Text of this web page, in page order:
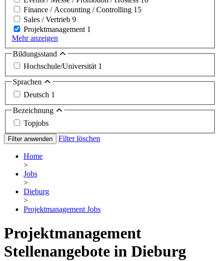
Finance / Accounting / Controlling 15
Sales / Vertrieb 9
Projektmanagement 1
Mehr anzeigen
Bildungsstand
Hochschule/Universität 1
Sprachen
Deutsch 1
Bezeichnung
Topjobs
Filter anwenden Filter löschen
Home
>
Jobs
>
Dieburg
>
Projektmanagement Jobs
Projektmanagement
Stellenangebote in Dieburg